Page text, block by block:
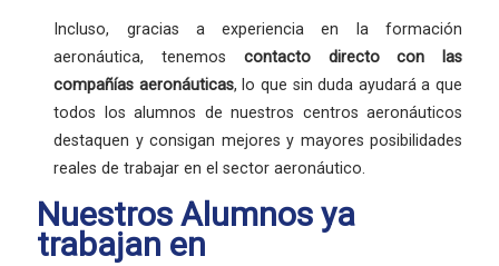
Incluso, gracias a experiencia en la formación
aeronáutica, tenemos contacto directo con las
compañías aeronáuticas, lo que sin duda ayudará a que
todos los alumnos de nuestros centros aeronáuticos
destaquen y consigan mejores y mayores posibilidades
reales de trabajar en el sector aeronáutico.
Nuestros Alumnos ya
trabajan en